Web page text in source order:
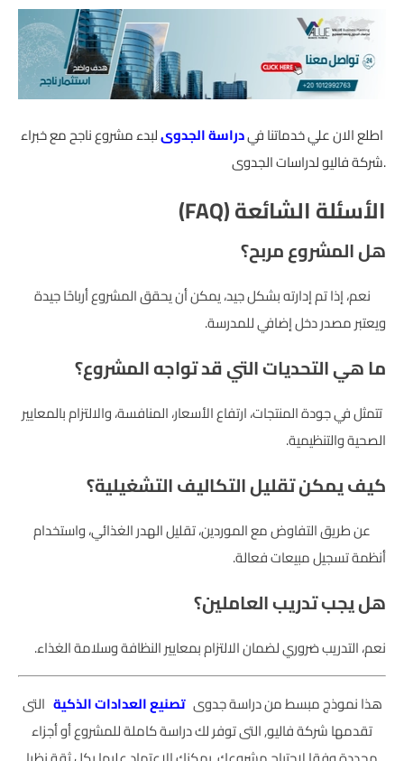
اطلع الان علي خدماتنا فيدراسة الجدوىلبدء مشروع ناجح مع خبراء
شركة فاليو لدراسات الجدوى.
الأسئلة الشائعة (FAQ)
هل المشروع مربح؟
نعم، إذا تم إدارته بشكل جيد، يمكن أن يحقق المشروع أرباحًا جيدة
ويعتبر مصدر دخل إضافي للمدرسة.
ما هي التحديات التي قد تواجه المشروع؟
تتمثل في جودة المنتجات، ارتفاع الأسعار، المنافسة، والالتزام بالمعايير
الصحية والتنظيمية.
كيف يمكن تقليل التكاليف التشغيلية؟
عن طريق التفاوض مع الموردين، تقليل الهدر الغذائي، واستخدام
أنظمة تسجيل مبيعات فعالة.
هل يجب تدريب العاملين؟
نعم، التدريب ضروري لضمان الالتزام بمعايير النظافة وسلامة الغذاء.
هذا نموذج مبسط من دراسة جدوى تصنيع العدادات الذكية التى
تقدمها شركة فاليو, التى توفر لك دراسة كاملة للمشروع أو أجزاء